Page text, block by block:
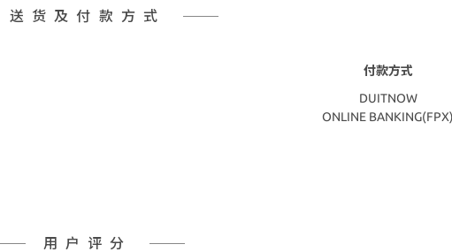
送货及付款方式
付款方式
DUITNOW
ONLINE BANKING(FPX)
用户评分